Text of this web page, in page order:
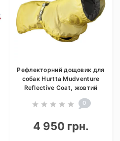
Рефлекторний дощовик для
собак Hurtta Mudventure
Reflective Coat, жовтий
0
4 950 грн.